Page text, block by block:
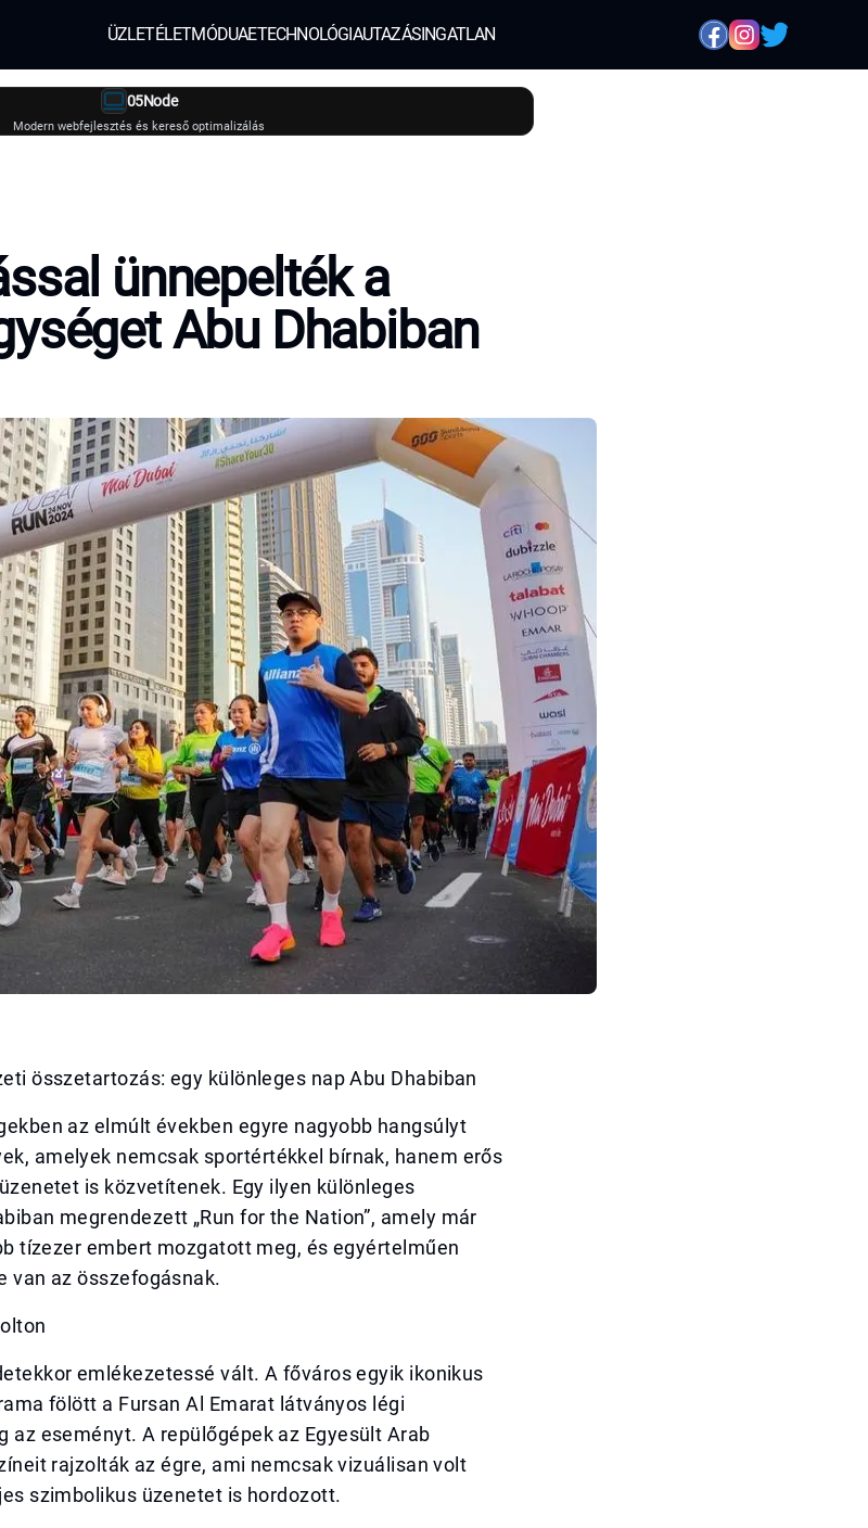
ÜZLETÉLETMÓDUAETECHNOLÓGIAUTAZÁSINGATLAN
05Node
Modern webfejlesztés és kereső optimalizálás
ünnepelték a
Abu Dhabiban
összetartozás: egy különleges nap Abu Dhabiban
az elmúlt években egyre nagyobb hangsúlyt
amelyek nemcsak sportértékkel bírnak, hanem erős
is közvetítenek. Egy ilyen különleges
megrendezett „Run for the Nation”, amely már
tízezer embert mozgatott meg, és egyértelműen
van az összefogásnak.
emlékezetessé vált. A főváros egyik ikonikus
fölött a Fursan Al Emarat látványos légi
az eseményt. A repülőgépek az Egyesült Arab
rajzolták az égre, ami nemcsak vizuálisan volt
szimbolikus üzenetet is hordozott.